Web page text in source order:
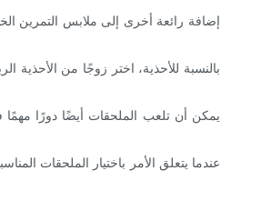
إضافة رائعة أخرى إلى ملابس التمرين
بالنسبة للأحذية، اختر زوجًا من
يمكن أن تلعب الملحقات أيضًا دورًا
عندما يتعلق الأمر باختيار الملحقات